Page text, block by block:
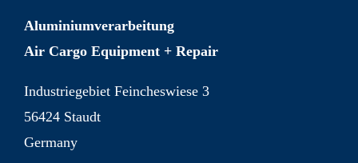
Aluminiumverarbeitung
Air Cargo Equipment + Repair
Industriegebiet Feincheswiese 3
56424 Staudt
Germany